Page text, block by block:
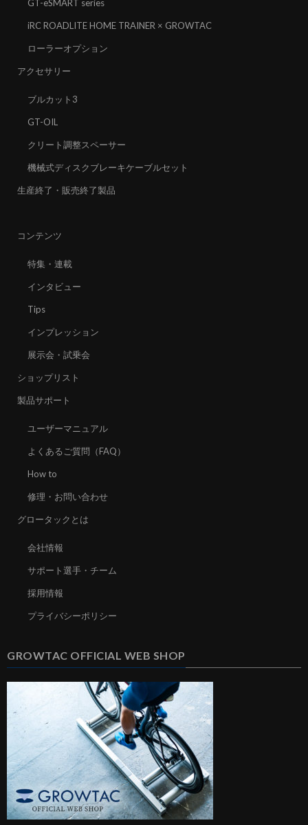
GT-eSMART series
iRC ROADLITE HOME TRAINER × GROWTAC
ローラーオプション
アクセサリー
ブルカット3
GT-OIL
クリート調整スペーサー
機械式ディスクブレーキケーブルセット
生産終了・販売終了製品
コンテンツ
特集・連載
インタビュー
Tips
インプレッション
展示会・試乗会
ショップリスト
製品サポート
ユーザーマニュアル
よくあるご質問（FAQ）
How to
修理・お問い合わせ
グロータックとは
会社情報
サポート選手・チーム
採用情報
プライバシーポリシー
GROWTAC OFFICIAL WEB SHOP